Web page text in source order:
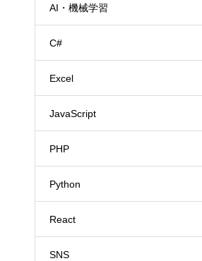
AI・機械学習
C#
Excel
JavaScript
PHP
Python
React
SNS